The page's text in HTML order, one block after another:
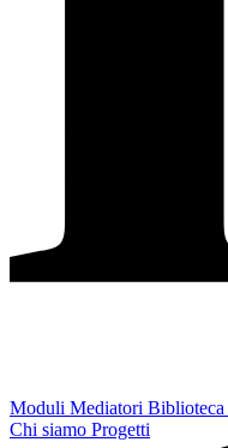
Moduli Mediatori Biblioteca
Chi siamo Progetti